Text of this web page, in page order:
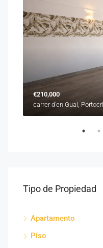
€210,000
Tipo de Propiedad
Apartamento
Piso